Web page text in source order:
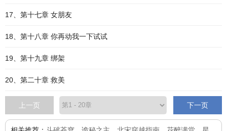
17、第十七章 女朋友
18、第十八章 你再动我一下试试
19、第十九章 绑架
20、第二十章 救美
上一页 下一页